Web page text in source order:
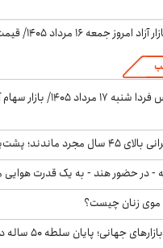
۱۶ مرداد ۱۴۰۵/ قیمت‌ها ریخت؟ +جدول
پیش‌بینی بورس فردا
پشت‌پرده چیست؟
- در حضور هند - به یک قدرت
زنان چیست؟
جهانی؛ پایان سلطه ۵۰ ساله دلارهای نفتی